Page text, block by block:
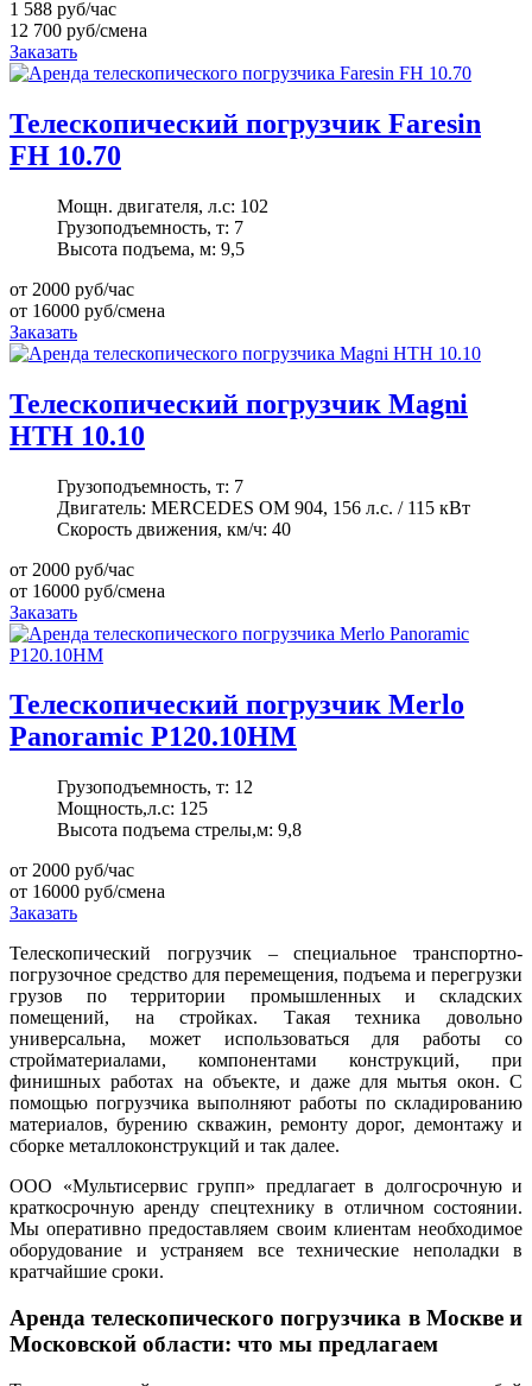
1 588 руб/час
12 700 руб/смена
Заказать
Телескопический погрузчик Faresin
FH 10.70
Мощн. двигателя, л.с: 102
Грузоподъемность, т: 7
Высота подъема, м: 9,5
от 2000 руб/час
от 16000 руб/смена
Заказать
Телескопический погрузчик Magni
HTH 10.10
Грузоподъемность, т: 7
Двигатель: MERCEDES OM 904, 156 л.с. / 115 кВт
Скорость движения, км/ч: 40
от 2000 руб/час
от 16000 руб/смена
Заказать
Телескопический погрузчик Merlo
Panoramic P120.10HM
Грузоподъемность, т: 12
Мощность,л.с: 125
Высота подъема стрелы,м: 9,8
от 2000 руб/час
от 16000 руб/смена
Заказать
Телескопический погрузчик – специальное транспортно-
погрузочное средство для перемещения, подъема и перегрузки
грузов по территории промышленных и складских
помещений, на стройках. Такая техника довольно
универсальна, может использоваться для работы со
стройматериалами, компонентами конструкций, при
финишных работах на объекте, и даже для мытья окон. С
помощью погрузчика выполняют работы по складированию
материалов, бурению скважин, ремонту дорог, демонтажу и
сборке металлоконструкций и так далее.
ООО «Мультисервис групп» предлагает в долгосрочную и
краткосрочную аренду спецтехнику в отличном состоянии.
Мы оперативно предоставляем своим клиентам необходимое
оборудование и устраняем все технические неполадки в
кратчайшие сроки.
Аренда телескопического погрузчика в Москве и
Московской области: что мы предлагаем